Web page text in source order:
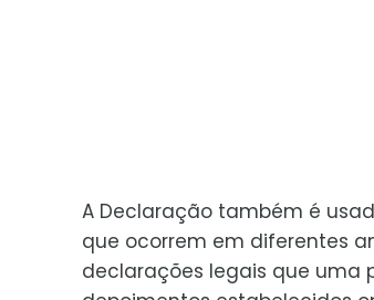
A Declaração também é
que ocorrem em diferentes
declarações legais que uma